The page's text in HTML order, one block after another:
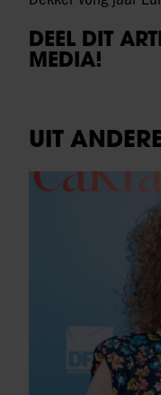
DEEL DIT
MEDIA!
UIT